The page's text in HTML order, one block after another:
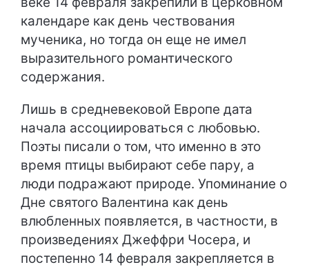
календаре как день чествования
мученика, но тогда он еще не имел
выразительного романтического
содержания.
Лишь в средневековой Европе дата
начала ассоциироваться с любовью.
Поэты писали о том, что именно в это
время птицы выбирают себе пару, а
люди подражают природе. Упоминание о
Дне святого Валентина как день
влюбленных появляется, в частности, в
произведениях Джеффри Чосера, и
постепенно 14 февраля закрепляется в